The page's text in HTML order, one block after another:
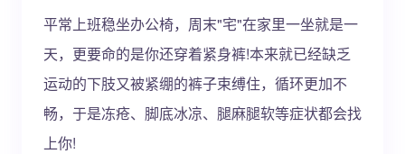
平常上班稳坐办公椅，周末"宅"在家里一坐就是一
天，更要命的是你还穿着紧身裤!本来就已经缺乏
运动的下肢又被紧绷的裤子束缚住，循环更加不
畅，于是冻疮、脚底冰凉、腿麻腿软等症状都会找
上你!